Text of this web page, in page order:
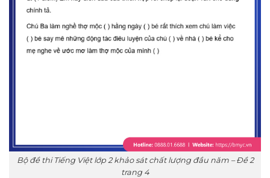
Bộ đề thi Tiếng Việt lớp 2 khảo sát chất lượng đầu năm – Đề 2
trang 4